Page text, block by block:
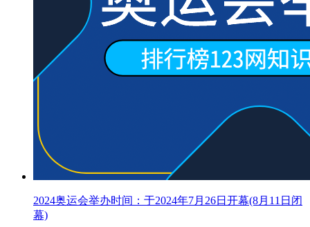
2024奥运会举办时间：于2024年7月26日开幕(8月11日闭
幕)